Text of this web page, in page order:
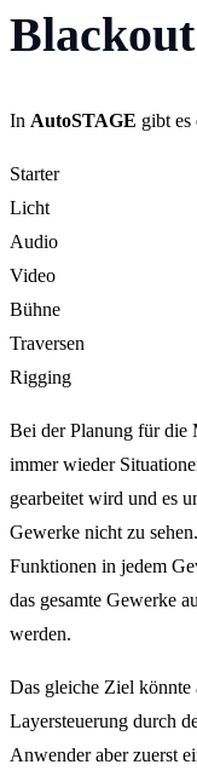
Blackout
In AutoSTAGE gibt
Starter
Licht
Audio
Video
Bühne
Traversen
Rigging
Bei der Planung für die
immer wieder
gearbeitet wird und es
Gewerke nicht zu
Funktionen in jedem
das gesamte Gewerke
werden.
Das gleiche Ziel könnte
Layersteuerung durch
Anwender aber zuerst